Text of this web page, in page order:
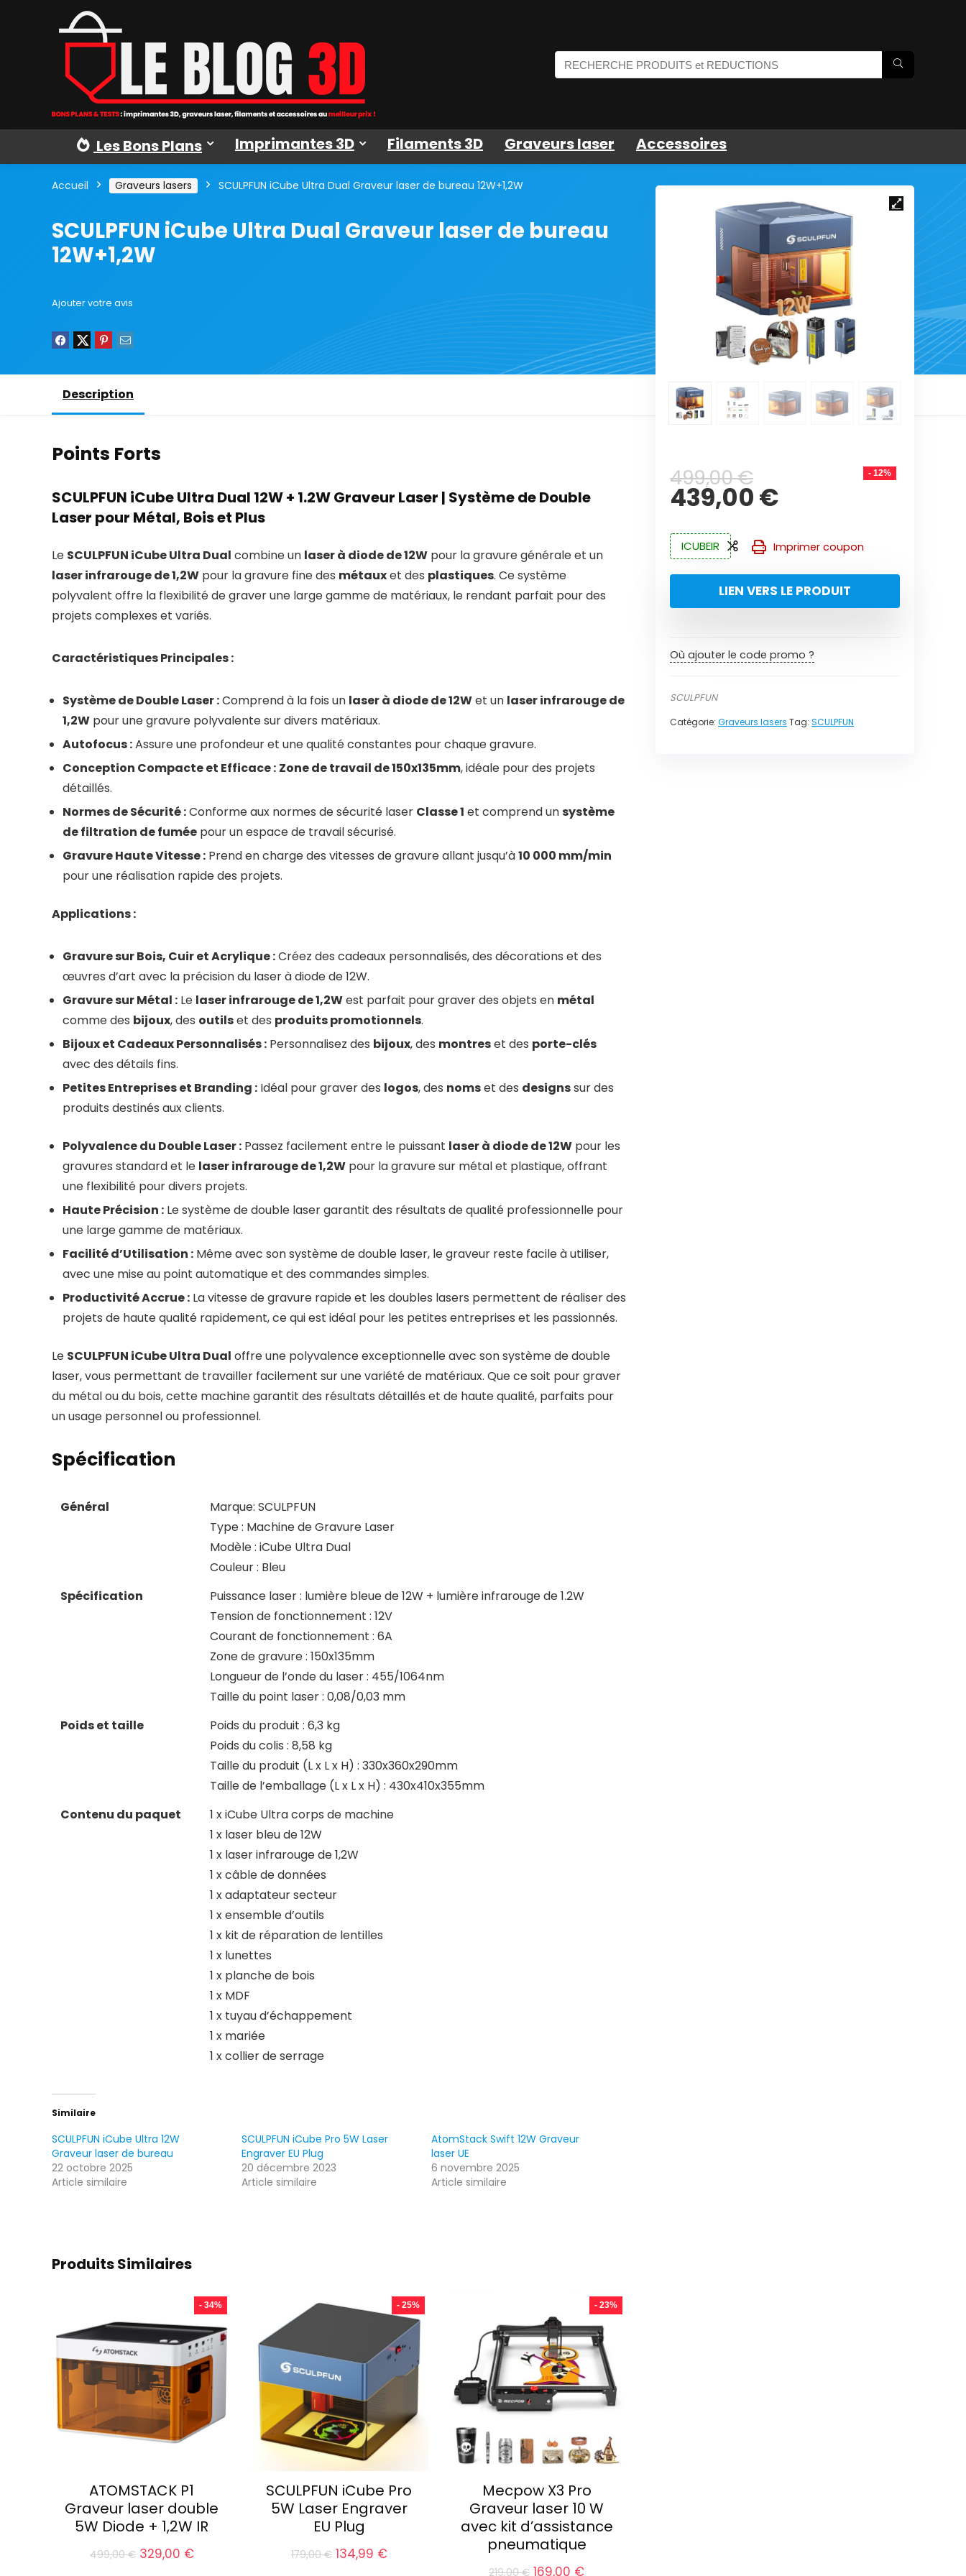
Les Bons Plans Imprimantes 3D Filaments 3D Graveurs laser Accessoires
Accueil Graveurs lasers SCULPFUN iCube Ultra Dual Graveur laser de bureau 12W+1,2W
SCULPFUN iCube Ultra Dual Graveur laser de bureau
12W+1,2W
- 12%
499,00€Le
prix
initial
était :
499,00 €.
439,00€
Le
prix
actuel
est :
439,00 €.
ICUBEIR Imprimer coupon
LIEN VERS LE PRODUIT
Où ajouter le code promo ?
SCULPFUN
Catégorie: Graveurs lasers Tag: SCULPFUN
Ajouter votre avis
Description
Points Forts
SCULPFUN iCube Ultra Dual 12W + 1.2W Graveur Laser | Système de Double
Laser pour Métal, Bois et Plus
Le SCULPFUN iCube Ultra Dual combine un laser à diode de 12W pour la gravure générale et un
laser infrarouge de 1,2W pour la gravure fine des métauxet des plastiques. Ce système
polyvalent offre la flexibilité de graver une large gamme de matériaux, le rendant parfait pour des
projets complexes et variés.
Caractéristiques Principales :
Système de Double Laser :Comprend à la fois un laser à diode de 12Wet un laser infrarouge de
1,2W pour une gravure polyvalente sur divers matériaux.
Autofocus :Assure une profondeur et une qualité constantes pour chaque gravure.
Conception Compacte et Efficace : Zone de travail de 150x135mm, idéale pour des projets
détaillés.
Normes de Sécurité :Conforme aux normes de sécurité laser Classe 1 et comprend unsystème
de filtration de fumée pour un espace de travail sécurisé.
Gravure Haute Vitesse : Prend en charge des vitesses de gravure allant jusqu’à10 000 mm/min
pour une réalisation rapide des projets.
Applications :
Gravure sur Bois, Cuir et Acrylique :Créez des cadeaux personnalisés, des décorations et des
œuvres d’art avec la précision du laser à diode de 12W.
Gravure sur Métal : Le laser infrarouge de 1,2West parfait pour graver des objets en métal
comme des bijoux, des outilset des produits promotionnels.
Bijoux et Cadeaux Personnalisés : Personnalisez des bijoux, des montreset des porte-clés
avec des détails fins.
Petites Entreprises et Branding : Idéal pour graver des logos, des nomset des designssur des
produits destinés aux clients.
Polyvalence du Double Laser : Passez facilement entre le puissant laser à diode de 12W pour les
gravures standard et le laser infrarouge de 1,2W pour la gravure sur métal et plastique, offrant
une flexibilité pour divers projets.
Haute Précision : Le système de double laser garantit des résultats de qualité professionnelle pour
une large gamme de matériaux.
Facilité d’Utilisation : Même avec son système de double laser, le graveur reste facile à utiliser,
avec une mise au point automatique et des commandes simples.
Productivité Accrue : La vitesse de gravure rapide et les doubles lasers permettent de réaliser des
projets de haute qualité rapidement, ce qui est idéal pour les petites entreprises et les passionnés.
Le SCULPFUN iCube Ultra Dual offre une polyvalence exceptionnelle avec son système de double
laser, vous permettant de travailler facilement sur une variété de matériaux. Que ce soit pour graver
du métal ou du bois, cette machine garantit des résultats détaillés et de haute qualité, parfaits pour
un usage personnel ou professionnel.
Spécification
Général
Marque: SCULPFUN
Type : Machine de Gravure Laser
Modèle : iCube Ultra Dual
Couleur : Bleu
Spécification
Puissance laser : lumière bleue de 12W + lumière infrarouge de 1.2W
Tension de fonctionnement : 12V
Courant de fonctionnement : 6A
Zone de gravure : 150x135mm
Longueur de l’onde du laser : 455/1064nm
Taille du point laser : 0,08/0,03 mm
Poids et taille
Poids du produit : 6,3 kg
Poids du colis : 8,58 kg
Taille du produit (L x L x H) : 330x360x290mm
Taille de l’emballage (L x L x H) : 430x410x355mm
Contenu du paquet
1 x iCube Ultra corps de machine
1 x laser bleu de 12W
1 x laser infrarouge de 1,2W
1 x câble de données
1 x adaptateur secteur
1 x ensemble d’outils
1 x kit de réparation de lentilles
1 x lunettes
1 x planche de bois
1 x MDF
1 x tuyau d’échappement
1 x mariée
1 x collier de serrage
Similaire
SCULPFUN iCube Ultra 12W
Graveur laser de bureau
22 octobre 2025
Article similaire
SCULPFUN iCube Pro 5W Laser
Engraver EU Plug
20 décembre 2023
Article similaire
AtomStack Swift 12W Graveur
laser UE
6 novembre 2025
Article similaire
Produits Similaires
- 34%
ATOMSTACK P1
Graveur laser double
5W Diode + 1,2W IR
499,00€ Le
329,00 €Le
- 25%
SCULPFUN iCube Pro
5W Laser Engraver
EU Plug
179,00€ Le
134,99 €Le
- 23%
Mecpow X3 Pro
Graveur laser 10 W
avec kit d’assistance
pneumatique
219,00€ Le
169,00 €Le